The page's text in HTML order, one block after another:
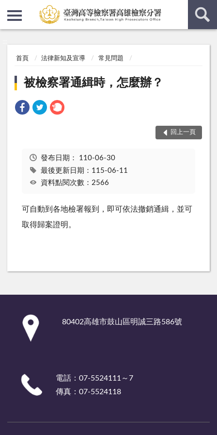
首頁 法律新知及宣導 常見問題
被檢察署通緝時，怎麼辦？
回上一頁
發布日期： 110-06-30
最後更新日期：115-06-11
資料點閱次數：2566
可自動到各地檢署報到，即可依法撤銷通緝，並可
取得歸案證明。
80402高雄市鼓山區明誠三路586號
電話：07-5524111～7
傳真：07-5524118